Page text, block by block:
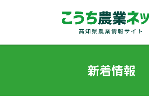
新着情報